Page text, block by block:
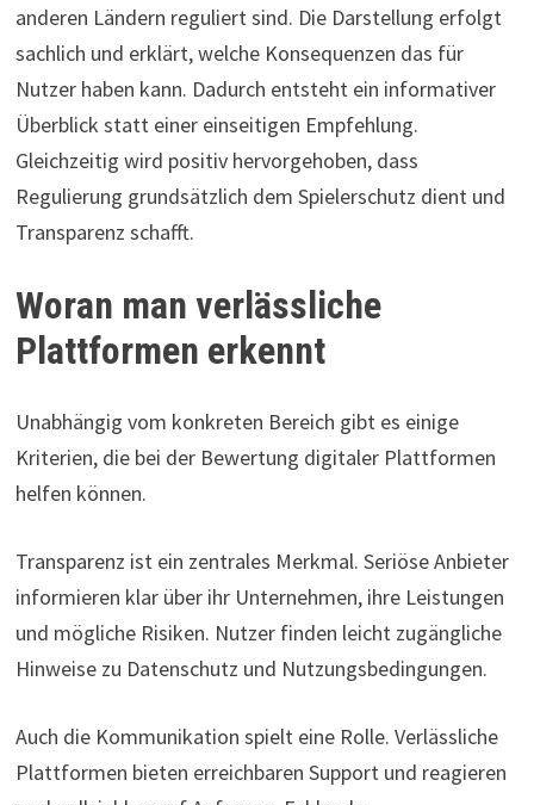
anderen Ländern reguliert sind. Die Darstellung erfolgt
sachlich und erklärt, welche Konsequenzen das für
Nutzer haben kann. Dadurch entsteht ein informativer
Überblick statt einer einseitigen Empfehlung.
Gleichzeitig wird positiv hervorgehoben, dass
Regulierung grundsätzlich dem Spielerschutz dient und
Transparenz schafft.
Woran man verlässliche
Plattformen erkennt
Unabhängig vom konkreten Bereich gibt es einige
Kriterien, die bei der Bewertung digitaler Plattformen
helfen können.
Transparenz ist ein zentrales Merkmal. Seriöse Anbieter
informieren klar über ihr Unternehmen, ihre Leistungen
und mögliche Risiken. Nutzer finden leicht zugängliche
Hinweise zu Datenschutz und Nutzungsbedingungen.
Auch die Kommunikation spielt eine Rolle. Verlässliche
Plattformen bieten erreichbaren Support und reagieren